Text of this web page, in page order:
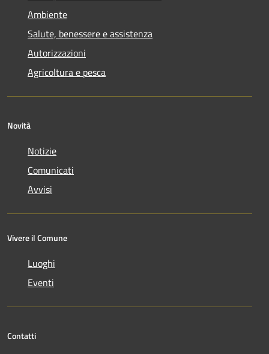
Ambiente
Salute, benessere e assistenza
Autorizzazioni
Agricoltura e pesca
Novità
Notizie
Comunicati
Avvisi
Vivere il Comune
Luoghi
Eventi
Contatti